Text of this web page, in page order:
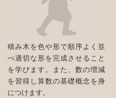
積み木を色や形で順序よく並
べ適切な形を完成させること
を学びます。また、数の増減
を習得し算数の基礎概念を身
につけます。